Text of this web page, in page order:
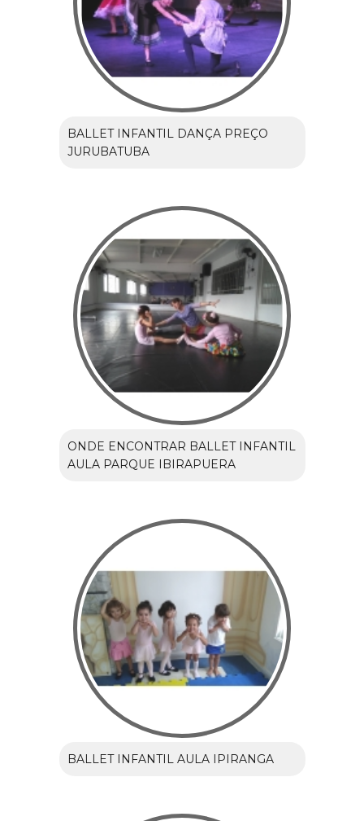
BALLET INFANTIL DANÇA PREÇO
JURUBATUBA
ONDE ENCONTRAR BALLET INFANTIL
AULA PARQUE IBIRAPUERA
BALLET INFANTIL AULA IPIRANGA